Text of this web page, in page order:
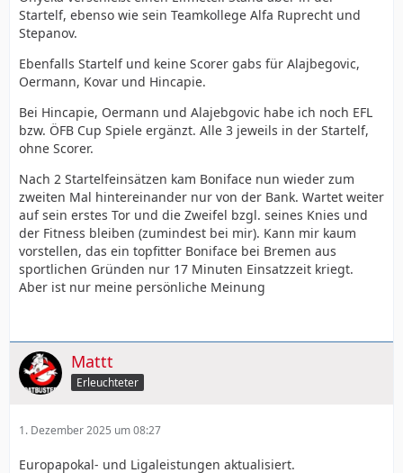
Startelf, ebenso wie sein Teamkollege Alfa Ruprecht und
Stepanov.
Ebenfalls Startelf und keine Scorer gabs für Alajbegovic,
Oermann, Kovar und Hincapie.
Bei Hincapie, Oermann und Alajebgovic habe ich noch EFL
bzw. ÖFB Cup Spiele ergänzt. Alle 3 jeweils in der Startelf,
ohne Scorer.
Nach 2 Startelfeinsätzen kam Boniface nun wieder zum
zweiten Mal hintereinander nur von der Bank. Wartet weiter
auf sein erstes Tor und die Zweifel bzgl. seines Knies und
der Fitness bleiben (zumindest bei mir). Kann mir kaum
vorstellen, das ein topfitter Boniface bei Bremen aus
sportlichen Gründen nur 17 Minuten Einsatzzeit kriegt.
Aber ist nur meine persönliche Meinung
Mattt
Erleuchteter
1. Dezember 2025 um 08:27
Europapokal- und Ligaleistungen aktualisiert.